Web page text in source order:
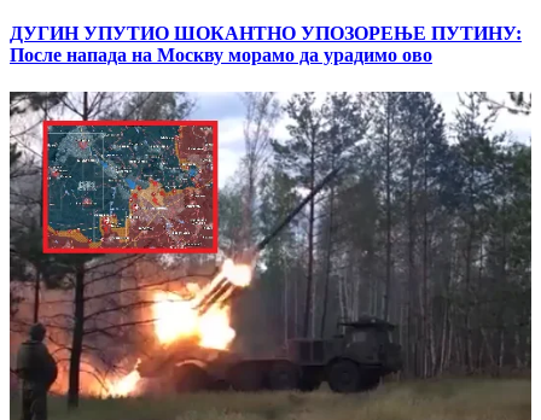
ДУГИН УПУТИО ШОКАНТНО УПОЗОРЕЊЕ ПУТИНУ:
После напада на Москву морамо да урадимо ово